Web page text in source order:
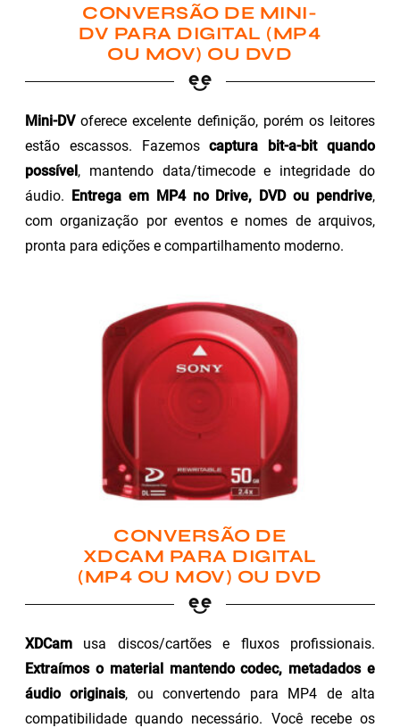
CONVERSÃO DE MINI-
DV PARA DIGITAL (MP4
OU MOV) OU DVD
Mini-DVoferece excelente definição, porém os leitores
estão escassos. Fazemoscaptura bit-a-bit quando
possível, mantendo data/timecode e integridade do
áudio. Entrega em MP4 no Drive, DVD ou pendrive,
com organização por eventos e nomes de arquivos,
pronta para edições e compartilhamento moderno.
CONVERSÃO DE
XDCAM PARA DIGITAL
(MP4 OU MOV) OU DVD
XDCam usa discos/cartões e fluxos profissionais.
Extraímos o material mantendo codec, metadados e
áudio originais, ou convertendo para MP4 de alta
compatibilidade quando necessário. Você recebe os